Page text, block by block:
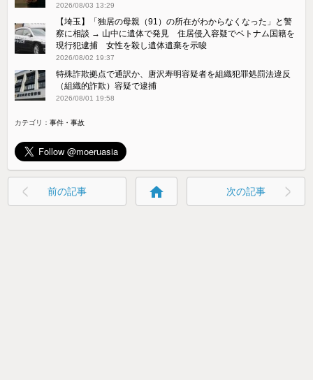
2026/08/03 13:29
【埼玉】「独居の母親（91）の所在がわからなくなった」と警
察に相談 → 山中に遺体で発見 住居侵入容疑でベトナム国籍を
現行犯逮捕 女性を殺し遺体遺棄を示唆
2026/08/02 19:37
特殊詐欺拠点で通訳か、唐沢寿明容疑者を組織犯罪処罰法違反
（組織的詐欺）容疑で逮捕
2026/08/01 19:58
カテゴリ：事件・事故
前の記事 home 次の記事